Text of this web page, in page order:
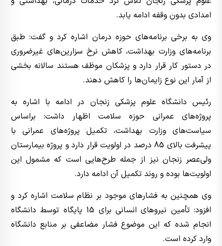
امدادی بدون وقفه ادامه یابد.
وی به برخی برنامه‌های حوزه درمان اشاره کرد و گفت: طبق
برنامه‌های وزارت بهداشت، کاهش نرخ سزارین‌های غیرضروری
در دستور کار قرار دارد و پزشکان موظف هستند سالانه بخشی
از آمار این نوع زایمان‌ها را کاهش دهند.
رئیس دانشگاه علوم پزشکی زنجان در ادامه با اشاره به
پروژه‌های عمرانی حوزه سلامت اظهار داشت: براساس
سیاست‌های وزارت بهداشت، تکمیل پروژه‌های عمرانی با
پیشرفت بالای 85 درصد در اولویت قرار دارد و پروژه بیمارستان
ولی‌عصر زنجان نیز از جمله طرح‌هایی است که مشمول این
اولویت‌ها بوده و روند تکمیل آن ادامه دارد.
وی همچنین به فشارهای موجود بر نظام سلامت اشاره کرد و
افزود: تأمین نیروهای انسانی برای 15 پایگاه توسط دانشگاه
انجام شده که این موضوع فشار مضاعفی بر منابع دانشگاه
وارد کرده است.